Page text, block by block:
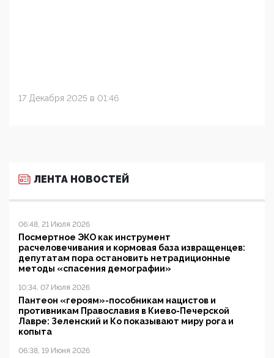
17 Декабря 2025 в 01:46
ЛЕНТА НОВОСТЕЙ
06:48, 21 Июля 2026
Посмертное ЭКО как инструмент
расчеловечивания и кормовая база извращенцев:
депутатам пора остановить нетрадиционные
методы «спасения демографии»
10:34, 07 Июля 2026
Пантеон «героям»-пособникам нацистов и
противникам Православия в Киево-Печерской
Лавре: Зеленский и Ко показывают миру рога и
копыта
06:38, 19 Июня 2026